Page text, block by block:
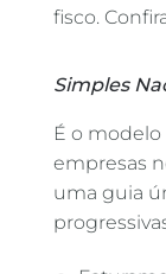
fisco.
Simples
É o
empresas
uma guia